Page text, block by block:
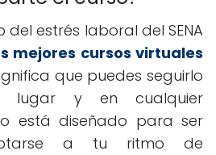
del estrés laboral del SENA
mejores cursos virtuales
que puedes seguirlo
lugar y en cualquier
está diseñado para ser
a tu ritmo de